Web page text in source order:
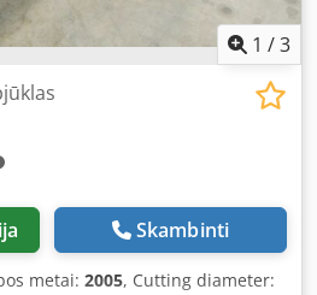
1 /3
Skambinti
metai: 2005, Cutting diameter: